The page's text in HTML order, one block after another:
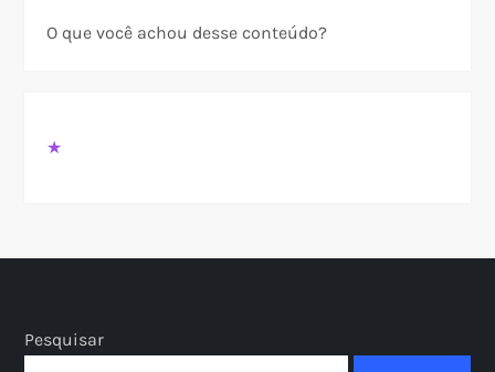
O que você achou desse conteúdo?
★
Pesquisar